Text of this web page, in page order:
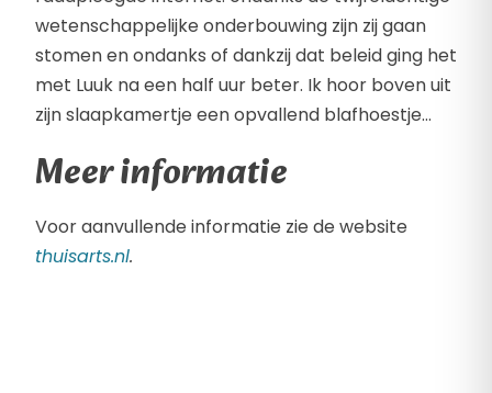
wetenschappelijke onderbouwing zijn zij gaan
stomen en ondanks of dankzij dat beleid ging het
met Luuk na een half uur beter. Ik hoor boven uit
zijn slaapkamertje een opvallend blafhoestje…
Meer informatie
Voor aanvullende informatie zie de website
thuisarts.nl.